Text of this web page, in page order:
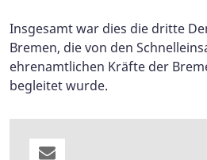
Insgesamt war dies die dritte
Bremen, die von den
ehrenamtlichen Kräfte der
begleitet wurde.